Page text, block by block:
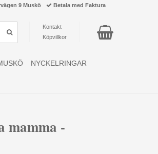
mamma -
9 Muskö Betala med Faktura
Kontakt
Köpvillkor
NYCKELRINGAR